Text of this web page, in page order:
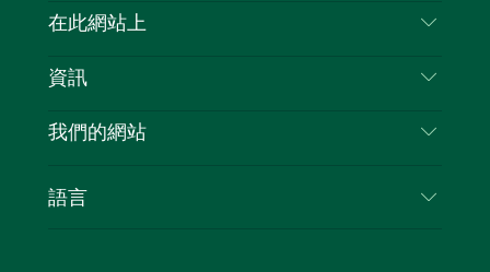
喳
聯絡我們
隱私
Cookie 通知
在此網站上
目的地
新南威爾士州公路旅行
活動
資訊
旅行資訊
新南威爾士州的商業
我們的網站
語言